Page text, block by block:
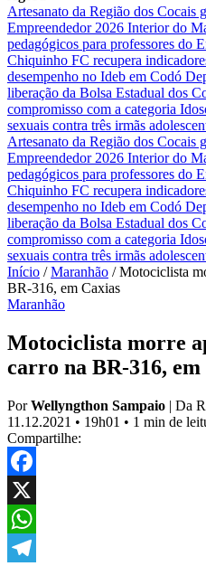
Artesanato da Região dos Cocais
Empreendedor 2026 Interior do
pedagógicos para professores do
Chiquinho FC recupera
desempenho no Ideb em Codó
liberação da Bolsa Estadual dos
compromisso com a categoria
sexuais contra três irmãs
Artesanato da Região dos Cocais
Empreendedor 2026 Interior do
pedagógicos para professores do
Chiquinho FC recupera
desempenho no Ideb em Codó
liberação da Bolsa Estadual dos
compromisso com a categoria
sexuais contra três irmãs
Início / Maranhão / Motociclista
BR-316, em Caxias
Maranhão
Motociclista morre
carro na BR-316, em
PorWellyngthon Sampaio | Da
11.12.2021 • 19h01 • 1 min de
Compartilhe:
Facebook
X
WhatsApp